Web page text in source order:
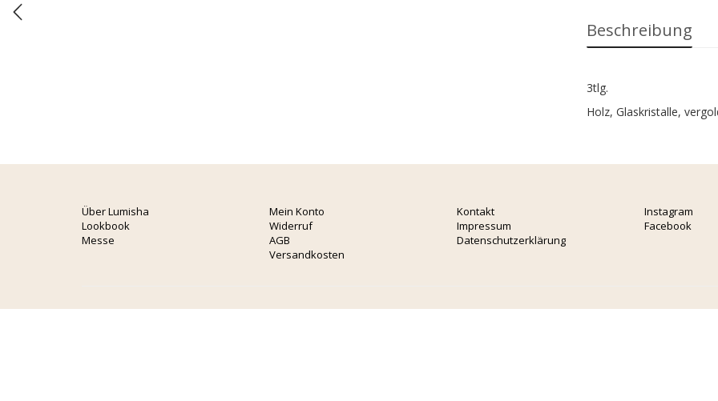
Beschreibung
3tlg.
Holz, Glaskristalle,
Über Lumisha
Lookbook
Messe
Mein Konto
Widerruf
AGB
Versandkosten
Kontakt
Impressum
Datenschutzerklärung
Instagram
Facebook